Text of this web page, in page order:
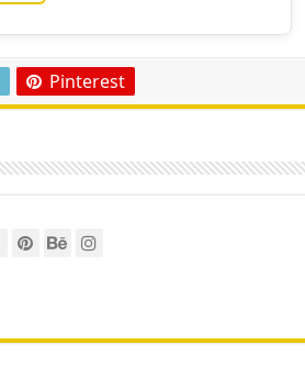
Pinterest